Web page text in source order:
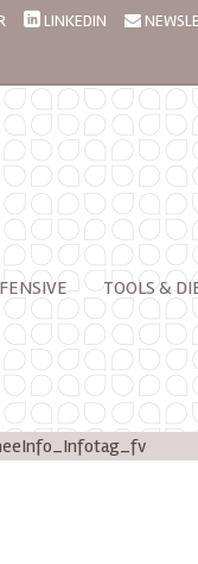
LINKEDIN
TOOLS &